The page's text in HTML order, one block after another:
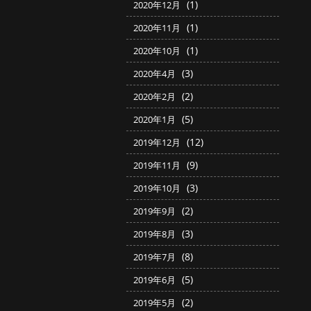
2020年12月 (1)
2020年11月 (1)
2020年10月 (1)
2020年4月 (3)
2020年2月 (2)
2020年1月 (5)
2019年12月 (12)
2019年11月 (9)
2019年10月 (3)
2019年9月 (2)
2019年8月 (3)
2019年7月 (8)
2019年6月 (5)
2019年5月 (2)